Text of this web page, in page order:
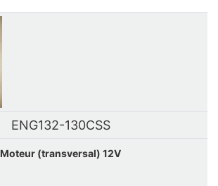
ENG132-130CSS
Moteur (transversal) 12V